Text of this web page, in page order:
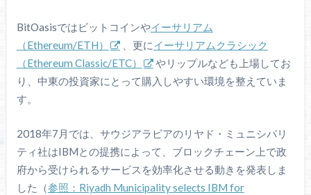
BitOasisではビットコインやイーサリアム
（Ethereum/ETH）
、更にイーサリアムクラシック
（Ethereum Classic/ETC）
やリップルなども上場してお
り、中東の投資家にとって購入しやすい環境を整えていま
す。
2018年7月では、サウジアラビアのリヤド・ミュニシパリ
ティ社はIBMとの提携によって、ブロックチェーン上で政
府から受けられるサービスを効率化させる動きを発表しま
した（参照：Riyadh Municipality selects IBM for